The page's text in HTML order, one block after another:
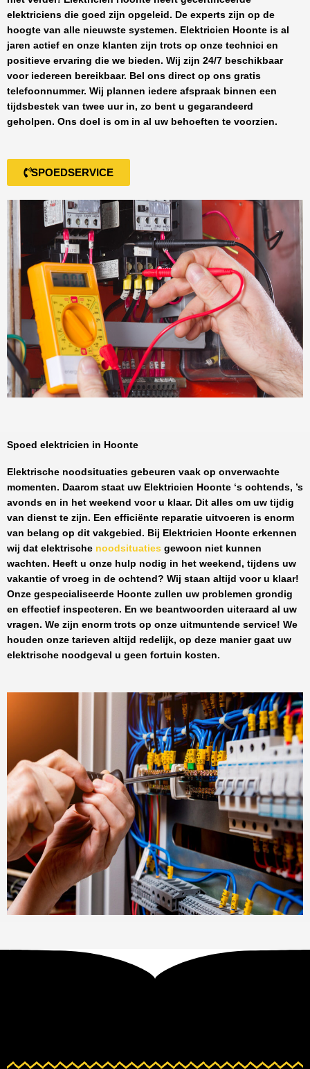
elektriciens die goed zijn opgeleid. De experts zijn op de
hoogte van alle nieuwste systemen. Elektricien Hoonte is al
jaren actief en onze klanten zijn trots op onze technici en
positieve ervaring die we bieden. Wij zijn 24/7 beschikbaar
voor iedereen bereikbaar. Bel ons direct op ons gratis
telefoonnummer. Wij plannen iedere afspraak binnen een
tijdsbestek van twee uur in, zo bent u gegarandeerd
geholpen. Ons doel is om in al uw behoeften te voorzien.
SPOEDSERVICE
Spoed elektricien in Hoonte
Elektrische noodsituaties gebeuren vaak op onverwachte
momenten. Daarom staat uw Elektricien Hoonte ‘s ochtends, ’s
avonds en in het weekend voor u klaar. Dit alles om uw tijdig
van dienst te zijn. Een efficiënte reparatie uitvoeren is enorm
van belang op dit vakgebied. Bij Elektricien Hoonte erkennen
wij dat elektrische noodsituaties gewoon niet kunnen
wachten. Heeft u onze hulp nodig in het weekend, tijdens uw
vakantie of vroeg in de ochtend? Wij staan altijd voor u klaar!
Onze gespecialiseerde Hoonte zullen uw problemen grondig
en effectief inspecteren. En we beantwoorden uiteraard al uw
vragen. We zijn enorm trots op onze uitmuntende service! We
houden onze tarieven altijd redelijk, op deze manier gaat uw
elektrische noodgeval u geen fortuin kosten.